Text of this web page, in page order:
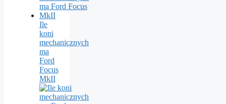
Ile
koni
mechanicznych
ma
Ford
Focus
MkII